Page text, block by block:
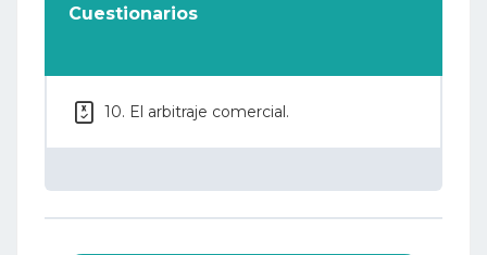
Cuestionarios
10. El arbitraje comercial.